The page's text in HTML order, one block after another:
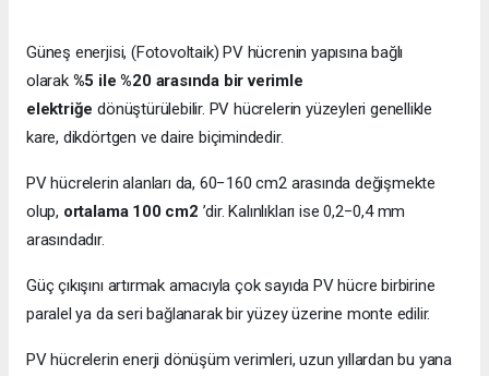
Güneş enerjisi, (Fotovoltaik) PV hücrenin yapısına bağlı
olarak %5 ile %20 arasında bir verimle
elektriğedönüştürülebilir. PV hücrelerin yüzeyleri genellikle
kare, dikdörtgen ve daire biçimindedir.
PV hücrelerin alanları da, 60−160 cm2 arasında değişmekte
olup, ortalama 100 cm2 ’dir. Kalınlıkları ise 0,2−0,4 mm
arasındadır.
Güç çıkışını artırmak amacıyla çok sayıda PV hücre birbirine
paralel ya da seri bağlanarak bir yüzey üzerine monte edilir.
PV hücrelerin enerji dönüşüm verimleri, uzun yıllardan bu yana